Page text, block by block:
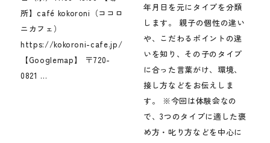
所】café kokoroni（ココロ
ニカフェ）
https://kokoroni-cafe.jp/
【Googlemap】 〒720-
0821 ...
年月日を元にタイプを分類
します。 親子の個性の違い
や、こだわるポイントの違
いを知り、その子のタイプ
に合った言葉がけ、環境、
接し方などをお伝えしま
す。 ※今回は体験会なの
で、3つのタイプに適した褒
め方・叱り方などを中心に